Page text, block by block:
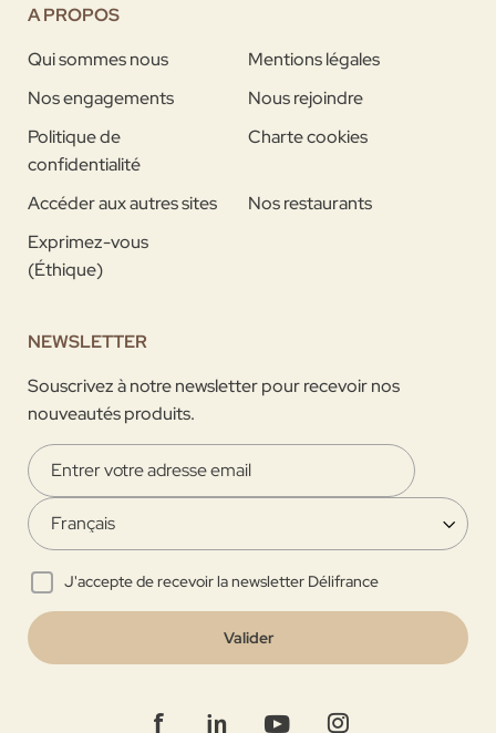
A PROPOS
Qui sommes nous
Mentions légales
Nos engagements
Nous rejoindre
Politique de
confidentialité
Charte cookies
Accéder aux autres sites
Nos restaurants
Exprimez-vous
(Éthique)
NEWSLETTER
Souscrivez à notre newsletter pour recevoir nos
nouveautés produits.
J'accepte de recevoir la newsletter Délifrance
Valider